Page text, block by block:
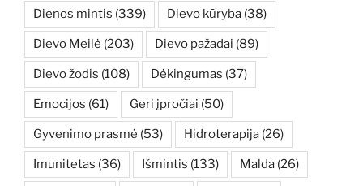
Dienos mintis (339) Dievo kūryba (38)
Dievo Meilė (203) Dievo pažadai (89)
Dievo žodis (108) Dėkingumas (37)
Emocijos (61) Geri įpročiai (50)
Gyvenimo prasmė (53) Hidroterapija (26)
Imunitetas (36) Išmintis (133) Malda (26)